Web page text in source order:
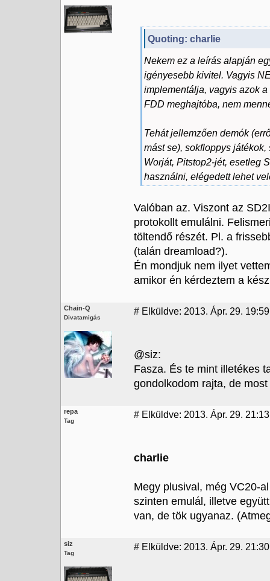
Quoting: charlie
Nekem ez a leírás alapján
igényesebb kivitel. Vagyis
implementálja, vagyis azok
FDD meghajtóba, nem
Tehát jellemzően demók
mást se), sokfloppys
Worját, Pitstop2-jét, esetleg
használni, elégedett lehet
Valóban az. Viszont az
protokollt emulálni.
töltendő részét. Pl. a
(talán dreamload?).
Én mondjuk nem ilyet
amikor én kérdeztem a
Chain-Q
Divatamigás
# Elküldve: 2013. Ápr. 29. 19:59
@siz:
Fasza. És te mint illetékes
gondolkodom rajta, de
repa
Tag
# Elküldve: 2013. Ápr. 29.
charlie
Megy plusival, még VC20-
szinten emulál, illetve
van, de tök ugyanaz.
siz
Tag
# Elküldve: 2013. Ápr. 29. 21:30